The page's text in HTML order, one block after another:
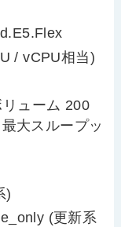
/ vCPU相当)
ューム 200
大スループッ
)
(更新系